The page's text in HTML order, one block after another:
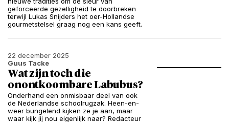
geforceerde gezelligheid te doorbreken
terwijl Lukas Snijders het oer-Hollandse
gourmetstelsel graag nog een kans geeft.
22 december 2025
Guus Tacke
Wat zijn toch die
onontkoombare Labubus?
Onderhand een onmisbaar deel van ook
de Nederlandse schoolrugzak. Heen-en-
weer bungelend kijken ze je aan, maar
waar kijk jij nou eigenlijk naar? Redacteur